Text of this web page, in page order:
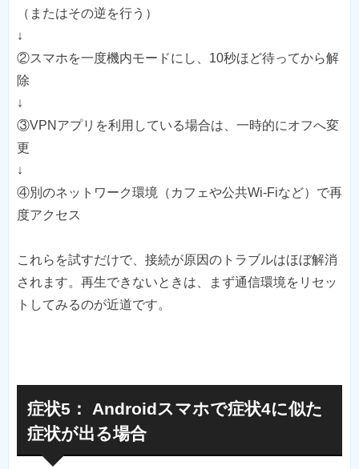
（またはその逆を行う）
↓
②スマホを一度機内モードにし、10秒ほど待ってから解
除
↓
③VPNアプリを利用している場合は、一時的にオフへ変
更
↓
④別のネットワーク環境（カフェや公共Wi-Fiなど）で再
度アクセス
これらを試すだけで、接続が原因のトラブルはほぼ解消
されます。再生できないときは、まず通信環境をリセッ
トしてみるのが近道です。
症状5： Androidスマホで症状4に似た
症状が出る場合